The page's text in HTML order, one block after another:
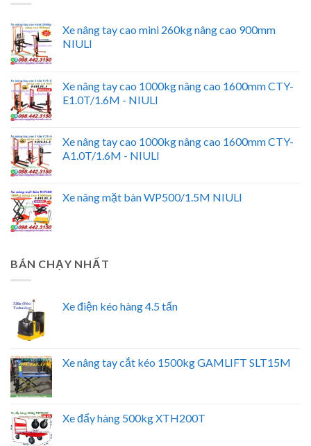
Xe nâng tay cao mini 260kg nâng cao 900mm
NIULI
Xe nâng tay cao 1000kg nâng cao 1600mm CTY-
E1.0T/1.6M - NIULI
Xe nâng tay cao 1000kg nâng cao 1600mm CTY-
A1.0T/1.6M - NIULI
Xe nâng mặt bàn WP500/1.5M NIULI
BÁN CHẠY NHẤT
Xe điện kéo hàng 4.5 tấn
Xe nâng tay cắt kéo 1500kg GAMLIFT SLT15M
Xe đẩy hàng 500kg XTH200T